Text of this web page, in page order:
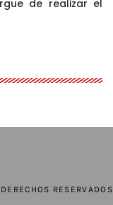
de realizar el
RESERVADOS